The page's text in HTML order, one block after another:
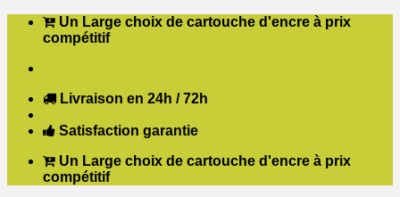
Passer Un Large choix de cartouche d'encre à prix
compétitif
Livraison en 24h / 72h
Satisfaction garantie
Un Large choix de cartouche d'encre à prix
compétitif